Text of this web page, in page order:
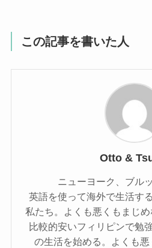
この記事を書いた人
Otto &
ニューヨーク、ブル
英語を使って海外で生活す
私たち。よくも悪くもまじ
比較的安いフィリピンで勉
の生活を始める。よくも